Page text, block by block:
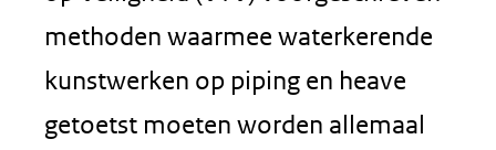
methoden waarmee waterkerende
kunstwerken op piping en heave
getoetst moeten worden allemaal